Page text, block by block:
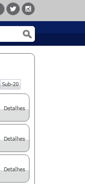
Sub-20
Detalhes
Detalhes
Detalhes